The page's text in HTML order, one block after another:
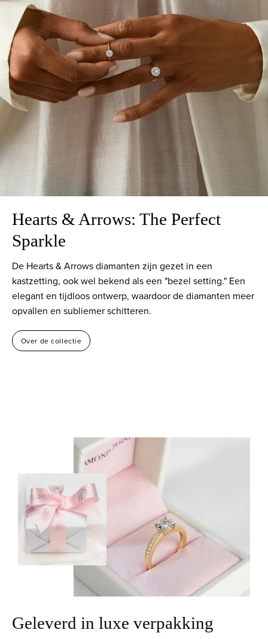
Hearts & Arrows: The Perfect
Sparkle
De Hearts & Arrows diamanten zijn gezet in een
kastzetting, ook wel bekend als een "bezel setting." Een
elegant en tijdloos ontwerp, waardoor de diamanten meer
opvallen en subliemer schitteren.
Over de collectie
Geleverd in luxe verpakking